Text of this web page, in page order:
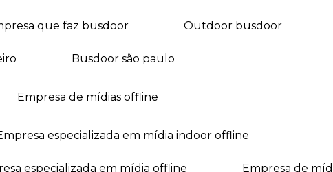
que faz busdoor outdoor busdoor
busdoor são paulo
empresa de mídias offline
empresa especializada em mídia indoor offline
especializada em mídia offline empresa de